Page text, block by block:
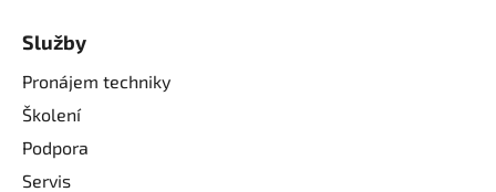
Služby
Pronájem techniky
Školení
Podpora
Servis